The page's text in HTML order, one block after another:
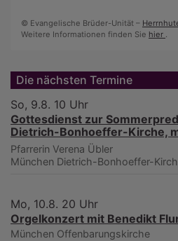
© Evangelische Brüder-Unität –
Weitere Informationen finden Sie hier .
Die nächsten Termine
So, 9.8. 10 Uhr
Gottesdienst zur
Dietrich-Bonhoeffer-Kirche,
Pfarrerin Verena Übler
München Dietrich-Bonhoeffer-
Mo, 10.8. 20 Uhr
Orgelkonzert mit Benedikt
München Offenbarungskirche